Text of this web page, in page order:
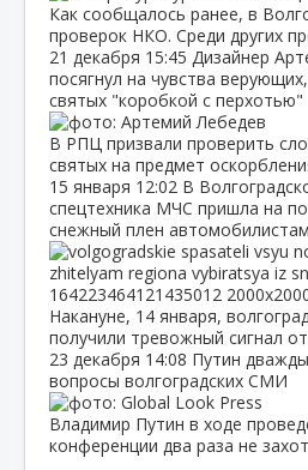
Как сообщалось ранее, в
проверок НКО. Среди других
21 декабря 15:45 Дизайнер
посягнул на чувства
святых "коробкой с перхотью"
В РПЦ призвали проверить
святых на предмет
15 января 12:02 В
спецтехника МЧС пришла на
снежный плен автомобилистам
Накануне, 14 января,
получили тревожный сигнал
23 декабря 14:08 Путин
вопросы волгоградских СМИ
Владимир Путин в ходе
конференции два раза не